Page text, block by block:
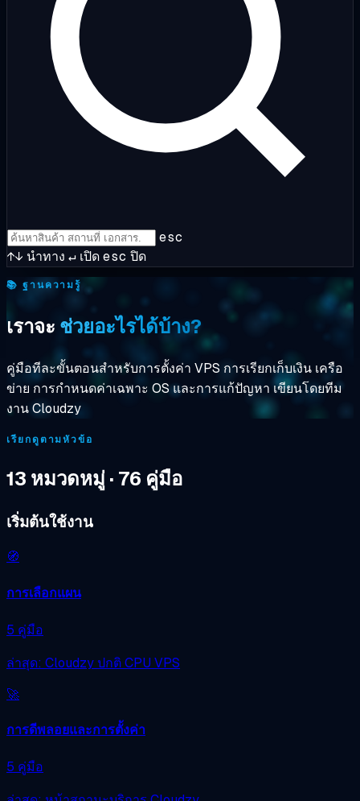
esc
↑↓ นำทาง ↵ เปิดesc ปิด
📚 ฐานความรู้
เราจะ ช่วยอะไรได้บ้าง?
คู่มือทีละขั้นตอนสำหรับการตั้งค่า VPS การเรียกเก็บเงิน เครือ
ข่าย การกำหนดค่าเฉพาะ OS และการแก้ปัญหา เขียนโดยทีม
งาน Cloudzy
เรียกดูตามหัวข้อ
13 หมวดหมู่ · 76 คู่มือ
เริ่มต้นใช้งาน
🧭
การเลือกแผน
5 คู่มือ
ล่าสุด: Cloudzy ปกติ CPU VPS
🚀
การดีพลอยและการตั้งค่า
5 คู่มือ